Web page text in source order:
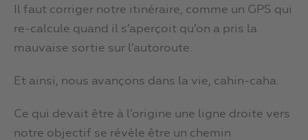
Il faut corriger notre itinéraire, comme un GPS qui
re-calcule quand il s’aperçoit qu’on a pris la
mauvaise sortie sur l’autoroute.
Et ainsi, nous avançons dans la vie, cahin-caha.
Ce qui devait être à l’origine une ligne droite vers
notre objectif se révèle être un chemin